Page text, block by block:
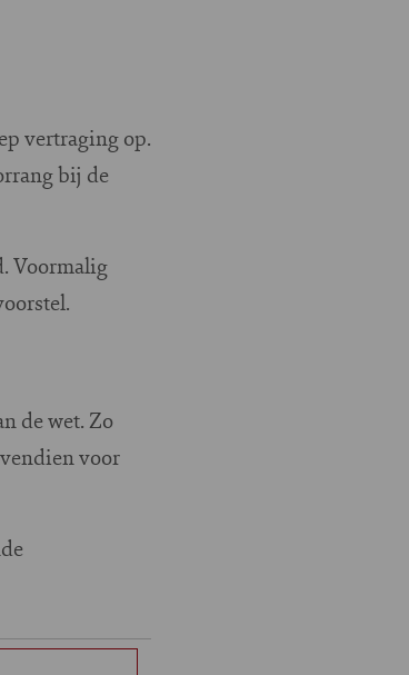
vertraging op.
bij de
Voormalig
de wet. Zo
voor